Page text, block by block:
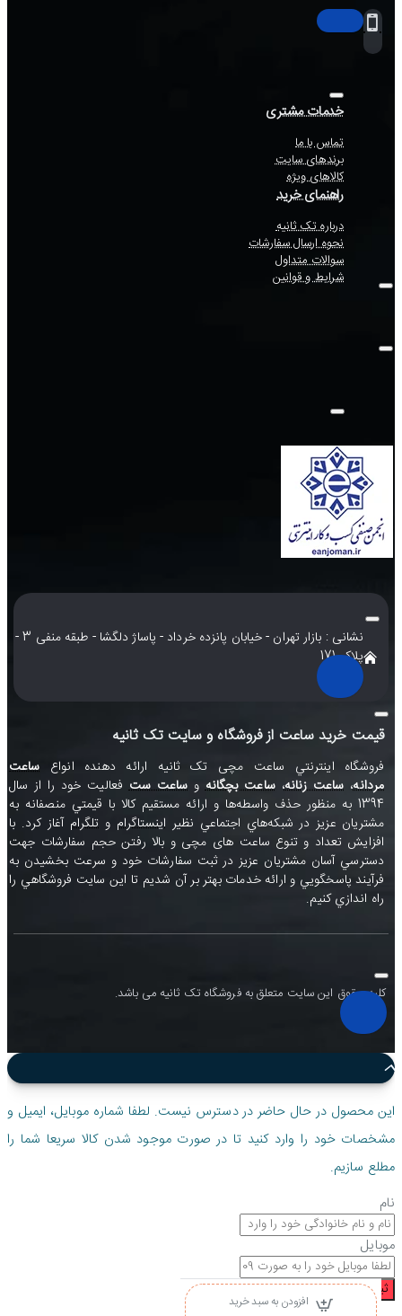
افزودن به سبد خرید
خدمات مشتری
تماس با ما
برندهای سایت
کالاهای ویژه
راهنمای خرید
درباره تک ثانیه
نحوه ارسال سفارشات
سوالات متداول
شرایط و قوانین
نشانی : بازار تهران - خیابان پانزده خرداد - پاساژ دلگشا - طبقه منفی 3 -
پلاک 171
قیمت خرید ساعت از فروشگاه و سایت تک ثانیه
فروشگاه اينترنتي ساعت مچی تک ثانيه ارائه دهنده انواع ساعت
مردانه، ساعت زنانه،ساعت بچگانهو ساعت ستفعاليت خود را از سال
1394 به منظور حذف واسطه‌ها و ارائه مستقيم کالا با قيمتي منصفانه به
مشتريان عزيز در شبکه‌هاي اجتماعي نظير اينستاگرام و تلگرام آغاز کرد. با
افزايش تعداد و تنوع ساعت های مچی و بالا رفتن حجم سفارشات جهت
دسترسي آسان مشتريان عزيز در ثبت سفارشات خود و سرعت بخشيدن به
فرآيند پاسخگويي و ارائه خدمات بهتر بر آن شديم تا اين سايت فروشگاهي را
راه اندازي کنيم.
کلیه حقوق این سایت متعلق به فروشگاه تک ثانیه می باشد.
این محصول در حال حاضر در دسترس نیست. لطفا شماره موبایل، ایمیل و
مشخصات خود را وارد کنید تا در صورت موجود شدن کالا سریعا شما را
مطلع سازیم.
نام
موبایل
ثبت درخواست